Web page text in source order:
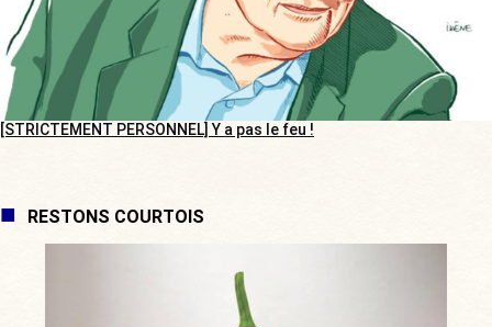
[STRICTEMENT PERSONNEL] Y a pas le feu !
RESTONS COURTOIS